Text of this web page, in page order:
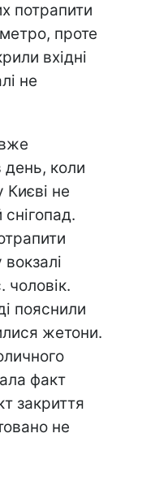
потрапити
проте
вхідні
не
день, коли
Києві не
чоловік.
пояснили
жетони.
факт
закриття
не